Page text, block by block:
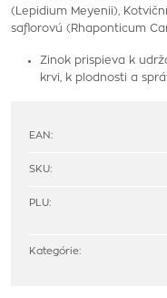
(Lepidium Meyenii),
saflorovú (Rhaponticum
Zinok prispieva k
krvi, k plodnosti a
EAN:
SKU:
PLU:
Kategórie: